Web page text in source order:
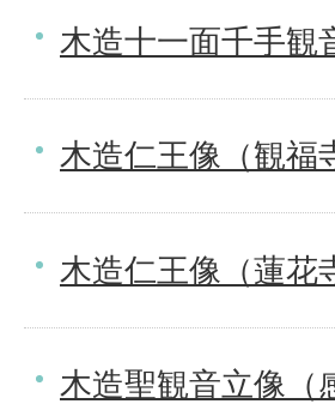
木造十一面千手観
木造仁王像（観福
木造仁王像（蓮花
木造聖観音立像（